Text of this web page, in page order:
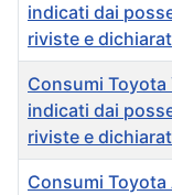
indicati dai
riviste e
Consumi Toyota
indicati dai
riviste e
Consumi